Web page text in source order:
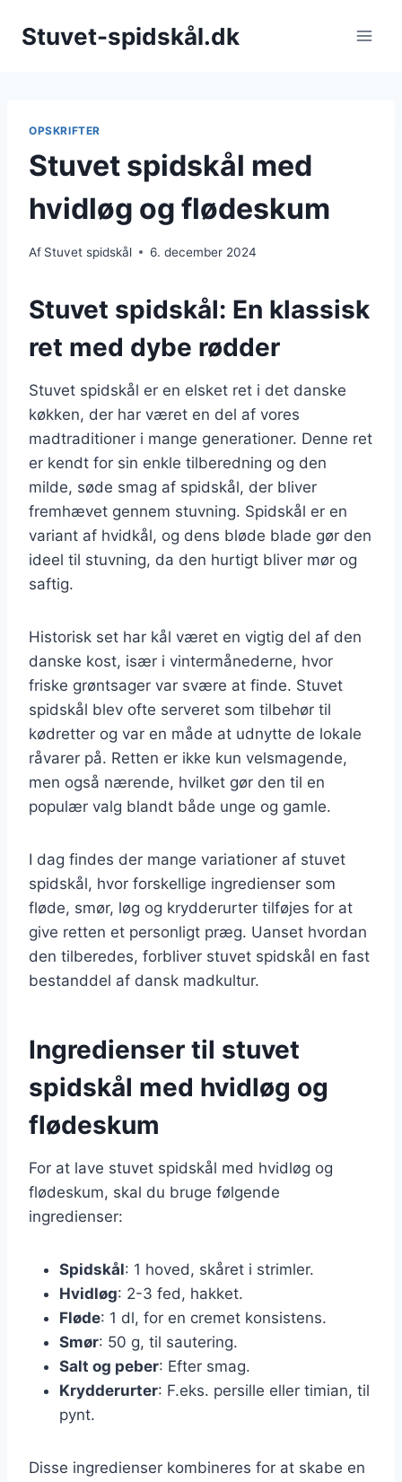
Stuvet-spidskål.dk
OPSKRIFTER
Stuvet spidskål med
hvidløg og flødeskum
Af Stuvet spidskål 6. december 2024
Stuvet spidskål: En klassisk
ret med dybe rødder
Stuvet spidskål er en elsket ret i det danske
køkken, der har været en del af vores
madtraditioner i mange generationer. Denne ret
er kendt for sin enkle tilberedning og den
milde, søde smag af spidskål, der bliver
fremhævet gennem stuvning. Spidskål er en
variant af hvidkål, og dens bløde blade gør den
ideel til stuvning, da den hurtigt bliver mør og
saftig.
Historisk set har kål været en vigtig del af den
danske kost, især i vintermånederne, hvor
friske grøntsager var svære at finde. Stuvet
spidskål blev ofte serveret som tilbehør til
kødretter og var en måde at udnytte de lokale
råvarer på. Retten er ikke kun velsmagende,
men også nærende, hvilket gør den til en
populær valg blandt både unge og gamle.
I dag findes der mange variationer af stuvet
spidskål, hvor forskellige ingredienser som
fløde, smør, løg og krydderurter tilføjes for at
give retten et personligt præg. Uanset hvordan
den tilberedes, forbliver stuvet spidskål en fast
bestanddel af dansk madkultur.
Ingredienser til stuvet
spidskål med hvidløg og
flødeskum
For at lave stuvet spidskål med hvidløg og
flødeskum, skal du bruge følgende
ingredienser:
Spidskål: 1 hoved, skåret i strimler.
Hvidløg: 2-3 fed, hakket.
Fløde: 1 dl, for en cremet konsistens.
Smør: 50 g, til sautering.
Salt og peber: Efter smag.
Krydderurter: F.eks. persille eller timian, til
pynt.
Disse ingredienser kombineres for at skabe en